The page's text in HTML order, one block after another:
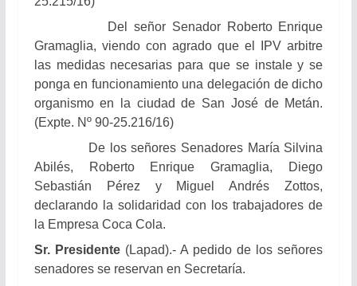
Del señor Senador Roberto Enrique
Gramaglia, viendo con agrado que el IPV arbitre
las medidas necesarias para que se instale y se
ponga en funcionamiento una delegación de dicho
organismo en la ciudad de San José de Metán.
(Expte. Nº 90-25.216/16)
De los señores Senadores María Silvina
Abilés, Roberto Enrique Gramaglia, Diego
Sebastián Pérez y Miguel Andrés Zottos,
declarando la solidaridad con los trabajadores de
la Empresa Coca Cola.
Sr. Presidente (Lapad).- A pedido de los señores
senadores se reservan en Secretaría.